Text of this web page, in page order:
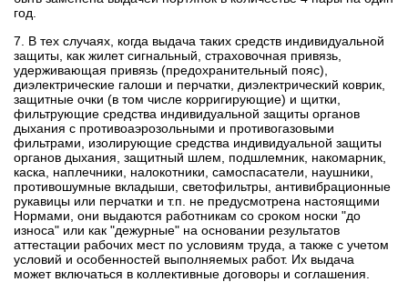
год.
7. В тех случаях, когда выдача таких средств индивидуальной
защиты, как жилет сигнальный, страховочная привязь,
удерживающая привязь (предохранительный пояс),
диэлектрические галоши и перчатки, диэлектрический коврик,
защитные очки (в том числе корригирующие) и щитки,
фильтрующие средства индивидуальной защиты органов
дыхания с противоаэрозольными и противогазовыми
фильтрами, изолирующие средства индивидуальной защиты
органов дыхания, защитный шлем, подшлемник, накомарник,
каска, наплечники, налокотники, самоспасатели, наушники,
противошумные вкладыши, светофильтры, антивибрационные
рукавицы или перчатки и т.п. не предусмотрена настоящими
Нормами, они выдаются работникам со сроком носки "до
износа" или как "дежурные" на основании результатов
аттестации рабочих мест по условиям труда, а также с учетом
условий и особенностей выполняемых работ. Их выдача
может включаться в коллективные договоры и соглашения.